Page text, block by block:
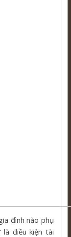
đình nào phụ
điều kiện tài